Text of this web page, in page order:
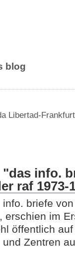
blog
Libertad-Frankfurt
info.
raf 1973-
briefe
erschien im
öffentlich
Zentren